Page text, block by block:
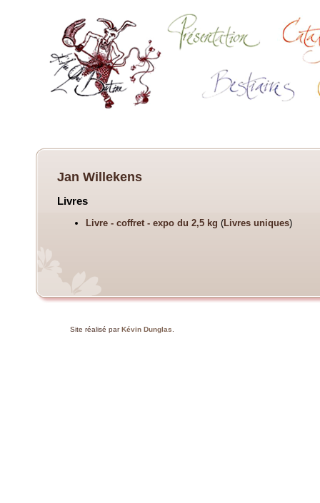
Jan Willekens
Livres
Livre - coffret - expo du 2,5 kg (Livres uniques)
Site réalisé par Kévin Dunglas.